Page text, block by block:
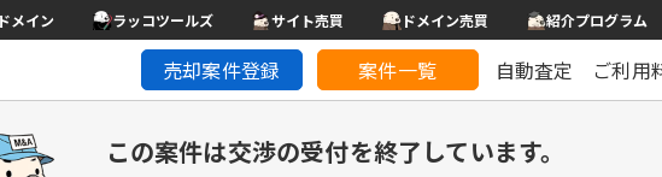
メイン ラッコツールズ サイト売買 ドメイン売買 紹介プログラム
売却案件登録 案件一覧 自動査定 ご利用
この案件は交渉の受付を終了しています。